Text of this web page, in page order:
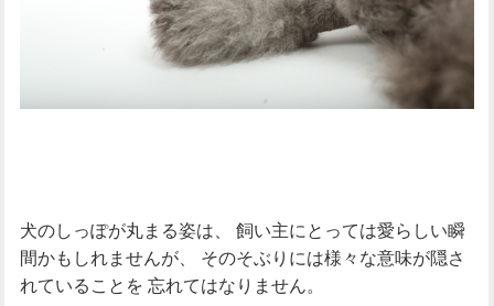
犬のしっぽが丸まる姿は、
飼い主にとっては愛らしい瞬
間かもしれませんが、
そのそぶりには様々な意味が隠さ
れていることを 忘れてはなりません。